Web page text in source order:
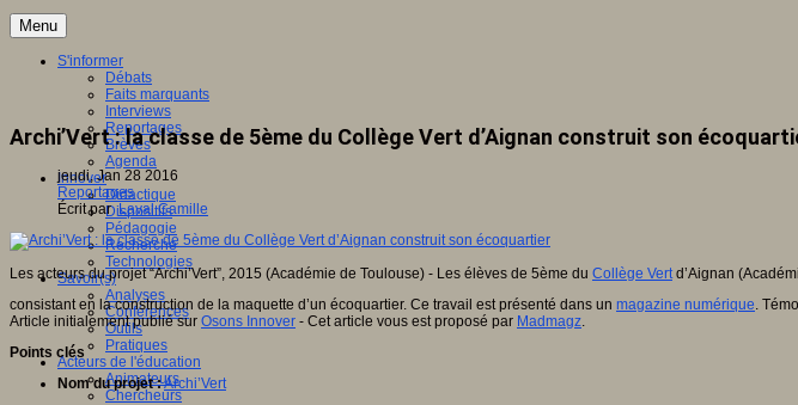
Menu
S'informer
Débats
Faits marquants
Interviews
Reportages
Brèves
Agenda
Innover
Didactique
Dispositifs
Pédagogie
Recherche
Technologies
Savoir(s)
Analyses
Conférences
Outils
Pratiques
Acteurs de l'éducation
Animateurs
Chercheurs
Archi’Vert : la classe de 5ème du Collège Vert d’Aignan construit son
jeudi, Jan 28 2016
Reportages
Écrit parLaval Camille
Les acteurs du projet “Archi’Vert”, 2015 (Académie de Toulouse) - Les élèves de 5ème du Collège Vertd’Aignan
consistant en la construction de la maquette d’un écoquartier. Ce travail est présenté dans un magazine numérique.
Article initialement publié sur Osons Innover - Cet article vous est proposé par Madmagz.
Points clés
Nom du projet :Archi’Vert